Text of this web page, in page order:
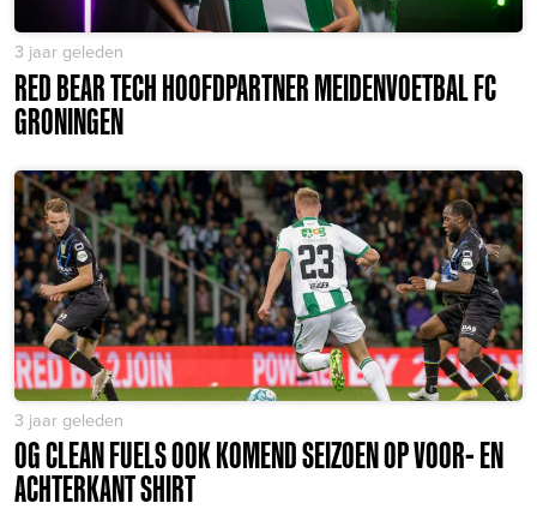
3 jaar geleden
RED BEAR TECH HOOFDPARTNER MEIDENVOETBAL FC
GRONINGEN
3 jaar geleden
OG CLEAN FUELS OOK KOMEND SEIZOEN OP VOOR- EN
ACHTERKANT SHIRT